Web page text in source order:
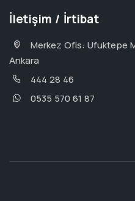
İletişim / İrtibat
Merkez Ofis: Ufuktepe
Ankara
444 28 46
0535 570 61 87